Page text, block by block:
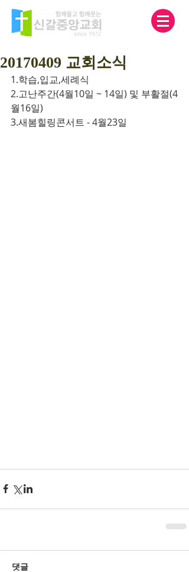
20170409 교회소식
1.학습,입교,세례식
2.고난주간(4월10일 ~ 14일) 및 부활절(4
월16일)
3.새봄힐링콘서트 - 4월23일
댓글